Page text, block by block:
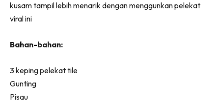
Beli Di Mana
kusam tampil lebih menarik dengan menggunkan pelekat
viral ini
Bahan-bahan:
3 keping pelekat tile
Gunting
Pisau